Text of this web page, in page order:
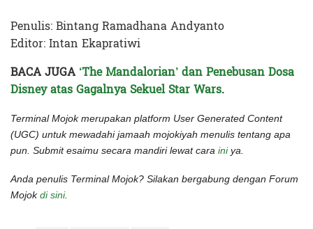
Penulis: Bintang Ramadhana Andyanto
Editor: Intan Ekapratiwi
BACA JUGA ‘The Mandalorian’ dan Penebusan Dosa
Disney atas Gagalnya Sekuel Star Wars.
Terminal Mojok merupakan platform User Generated Content
(UGC) untuk mewadahi jamaah mojokiyah menulis tentang apa
pun. Submit esaimu secara mandiri lewat cara iniya.
Anda penulis Terminal Mojok? Silakan bergabung dengan Forum
Mojokdi sini.